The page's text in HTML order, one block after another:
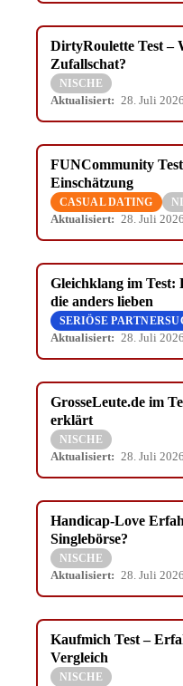
DirtyRoulette Test –
Zufallschat?
NISCHE
Aktualisiert: 28. Juli 2026
FUNCommunity
Einschätzung
CASUAL DATING
Aktualisiert: 28. Juli 2026
Gleichklang im
die anders lieben
SERIÖSE
Aktualisiert: 28. Juli 2026
GrosseLeute.de im
erklärt
NISCHE
Aktualisiert: 28. Juli 2026
Handicap-Love
Singlebörse?
NISCHE
Aktualisiert: 28. Juli 2026
Kaufmich Test –
Vergleich
NISCHE